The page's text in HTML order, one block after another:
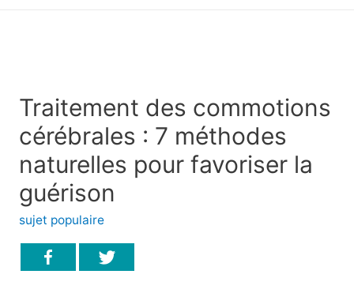
Traitement des commotions
cérébrales : 7 méthodes
naturelles pour favoriser la
guérison
sujet populaire